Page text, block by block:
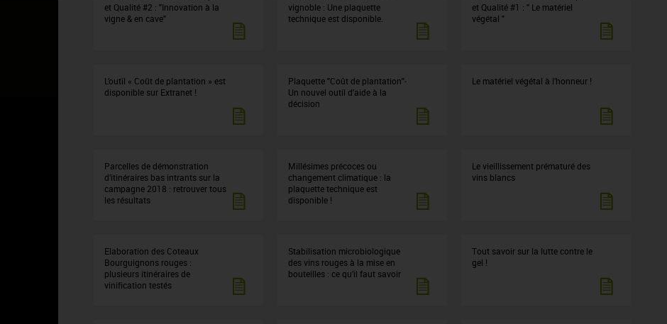
et Qualité #2 : "Innovation à la
vigne & en cave"
vignoble : Une plaquette
technique est disponible.
et Qualité #1 : " Le matériel
végétal "
L’outil « Coût de plantation » est
disponible sur Extranet !
Plaquette "Coût de plantation"-
Un nouvel outil d'aide à la
décision
Le matériel végétal à l’honneur !
Parcelles de démonstration
d’itinéraires bas intrants sur la
campagne 2018 : retrouver tous
les résultats
Millésimes précoces ou
changement climatique : la
plaquette technique est
disponible !
Le vieillissement prématuré des
vins blancs
Elaboration des Coteaux
Bourguignons rouges :
plusieurs itinéraires de
vinification testés
Stabilisation microbiologique
des vins rouges à la mise en
bouteilles : ce qu’il faut savoir
Tout savoir sur la lutte contre le
gel !